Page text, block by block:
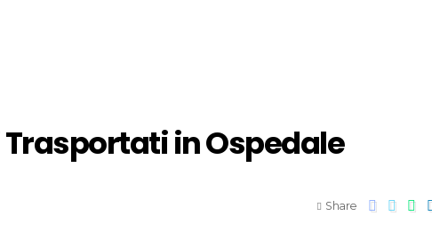
Trasportati in Ospedale
Share